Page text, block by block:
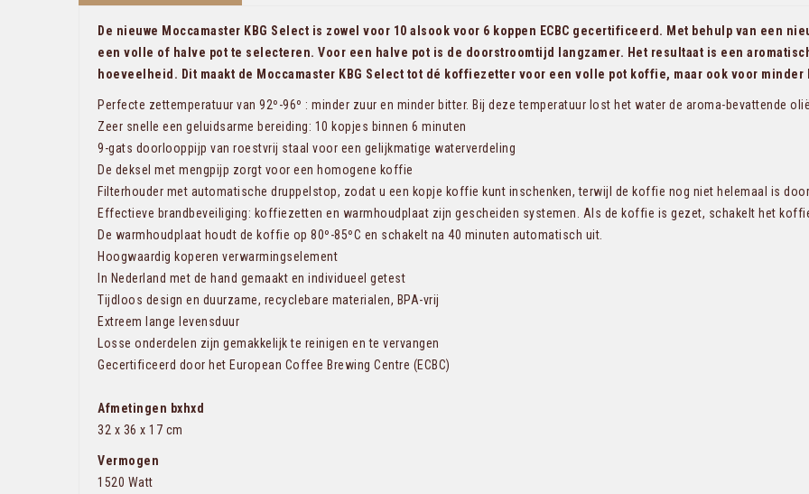
De nieuwe Moccamaster KBG Select is zowel voor 10 alsook voor 6 koppen ECBC gecertificeerd. Met behulp van een
een volle of halve pot te selecteren. Voor een halve pot is de doorstroomtijd langzamer. Het resultaat is een
hoeveelheid. Dit maakt de Moccamaster KBG Select tot dé koffiezetter voor een volle pot koffie, maar ook voor minder
Perfecte zettemperatuur van 92º-96º : minder zuur en minder bitter. Bij deze temperatuur lost het water de aroma-bevattende
Zeer snelle een geluidsarme bereiding: 10 kopjes binnen 6 minuten
9-gats doorlooppijp van roestvrij staal voor een gelijkmatige waterverdeling
De deksel met mengpijp zorgt voor een homogene koffie
Filterhouder met automatische druppelstop, zodat u een kopje koffie kunt inschenken, terwijl de koffie nog niet helemaal is
Effectieve brandbeveiliging: koffiezetten en warmhoudplaat zijn gescheiden systemen. Als de koffie is gezet, schakelt het
De warmhoudplaat houdt de koffie op 80º-85ºC en schakelt na 40 minuten automatisch uit.
Hoogwaardig koperen verwarmingselement
In Nederland met de hand gemaakt en individueel getest
Tijdloos design en duurzame, recyclebare materialen, BPA-vrij
Extreem lange levensduur
Losse onderdelen zijn gemakkelijk te reinigen en te vervangen
Gecertificeerd door het European Coffee Brewing Centre (ECBC)
Afmetingen bxhxd
32 x 36 x 17 cm
Vermogen
1520 Watt